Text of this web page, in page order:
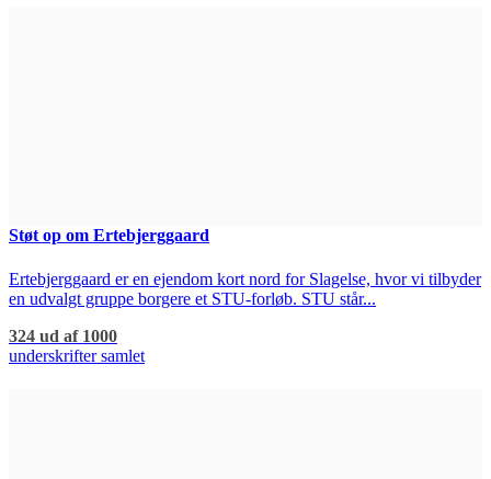
Støt op om Ertebjerggaard
Ertebjerggaard er en ejendom kort nord for Slagelse, hvor vi tilbyder
en udvalgt gruppe borgere et STU-forløb. STU står...
324 ud af 1000
underskrifter samlet